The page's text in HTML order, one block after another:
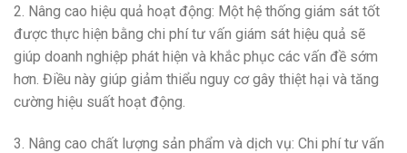
2. Nâng cao hiệu quả hoạt động: Một hệ thống giám sát tốt
được thực hiện bằng chi phí tư vấn giám sát hiệu quả sẽ
giúp doanh nghiệp phát hiện và khắc phục các vấn đề sớm
hơn. Điều này giúp giảm thiểu nguy cơ gây thiệt hại và tăng
cường hiệu suất hoạt động.
3. Nâng cao chất lượng sản phẩm và dịch vụ: Chi phí tư vấn